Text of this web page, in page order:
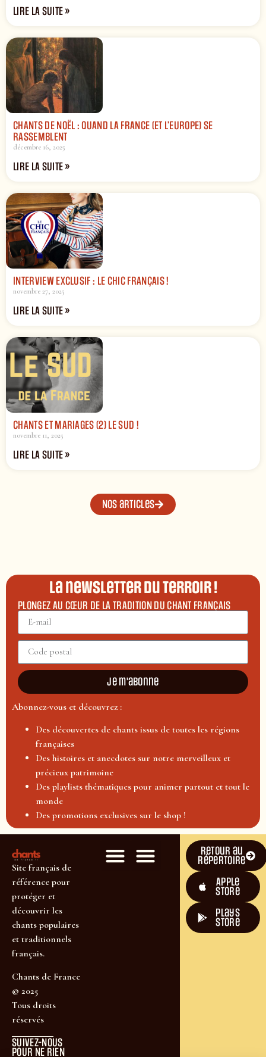
LIRE LA SUITE »
CHANTS DE NOËL : QUAND LA FRANCE (ET L’EUROPE) SE
RASSEMBLENT
décembre 16, 2025
LIRE LA SUITE »
INTERVIEW EXCLUSIF : LE CHIC FRANÇAIS !
novembre 27, 2025
LIRE LA SUITE »
CHANTS ET MARIAGES (2) LE SUD !
novembre 11, 2025
LIRE LA SUITE »
Nos articles
La newsletter du terroir !
PLONGEZ AU CŒUR DE LA TRADITION DU CHANT FRANÇAIS
Je m'abonne
Abonnez-vous et découvrez :
Des découvertes de chants issus de toutes les régions
françaises
Des histoires et anecdotes sur notre merveilleux et
précieux patrimoine
Des playlists thématiques pour animer partout et tout le
monde
Des promotions exclusives sur le shop !
Site français de
référence pour
protéger et
découvrir les
chants populaires
et traditionnels
français.
Chants de France
© 2025
Tous droits
réservés
SUIVEZ-NOUS
POUR NE RIEN
Retour au
répertoire
Apple
Store
plays
store